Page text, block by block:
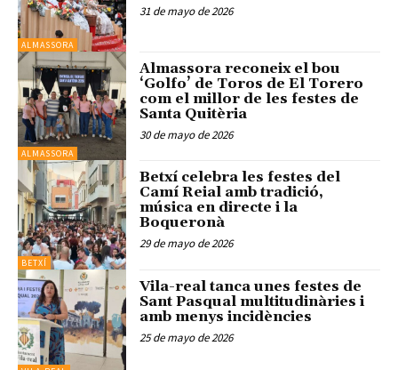
ALMASSORA
31 de mayo de 2026
ALMASSORA
Almassora reconeix el bou
‘Golfo’ de Toros de El Torero
com el millor de les festes de
Santa Quitèria
30 de mayo de 2026
BETXÍ
Betxí celebra les festes del
Camí Reial amb tradició,
música en directe i la
Boqueronà
29 de mayo de 2026
Vila-real tanca unes festes de
Sant Pasqual multitudinàries i
amb menys incidències
25 de mayo de 2026